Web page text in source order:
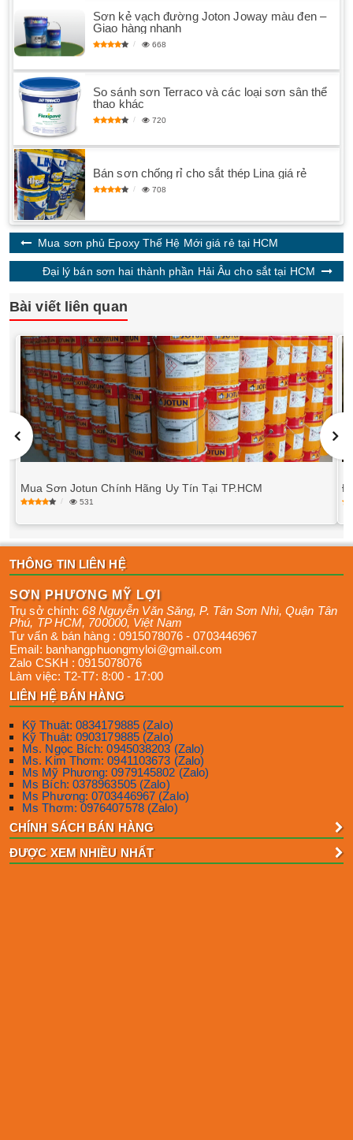
Sơn kẻ vạch đường Joton Joway màu đen –
Giao hàng nhanh
668
So sánh sơn Terraco và các loại sơn sân thể
thao khác
720
Bán sơn chống rỉ cho sắt thép Lina giá rẻ
708
Mua sơn phủ Epoxy Thế Hệ Mới giá rẻ tại HCM
Đại lý bán sơn hai thành phần Hải Âu cho sắt tại HCM
Bài viết liên quan
Mua Sơn Jotun Chính Hãng Uy Tín Tại TP.HCM
531
THÔNG TIN LIÊN HỆ
SƠN PHƯƠNG MỸ LỢI
Trụ sở chính:68 Nguyễn Văn Săng, P. Tân Sơn Nhì,Quận Tân
Phú, TP HCM, 700000, Việt Nam
Tư vấn & bán hàng : 0915078076 -0703446967
Email: banhangphuongmyloi@gmail.com
Zalo CSKH :0915078076
Làm việc: T2-T7: 8:00 - 17:00
LIÊN HỆ BÁN HÀNG
Kỹ Thuật: 0834179885 (Zalo)
Kỹ Thuật: 0903179885 (Zalo)
Ms. Ngọc Bích: 0945038203 (Zalo)
Ms. Kim Thơm: 0941103673 (Zalo)
Ms Mỹ Phương: 0979145802 (Zalo)
Ms Bích: 0378963505 (Zalo)
Ms Phương: 0703446967 (Zalo)
Ms Thơm: 0976407578 (Zalo)
CHÍNH SÁCH BÁN HÀNG
ĐƯỢC XEM NHIỀU NHẤT